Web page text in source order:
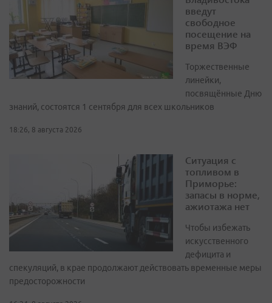
введут
свободное
посещение на
время ВЭФ
Торжественные
линейки,
посвящённые Дню
знаний, состоятся 1 сентября для всех школьников
18:26, 8 августа 2026
Ситуация с
топливом в
Приморье:
запасы в норме,
ажиотажа нет
Чтобы избежать
искусственного
дефицита и
спекуляций, в крае продолжают действовать временные меры
предосторожности